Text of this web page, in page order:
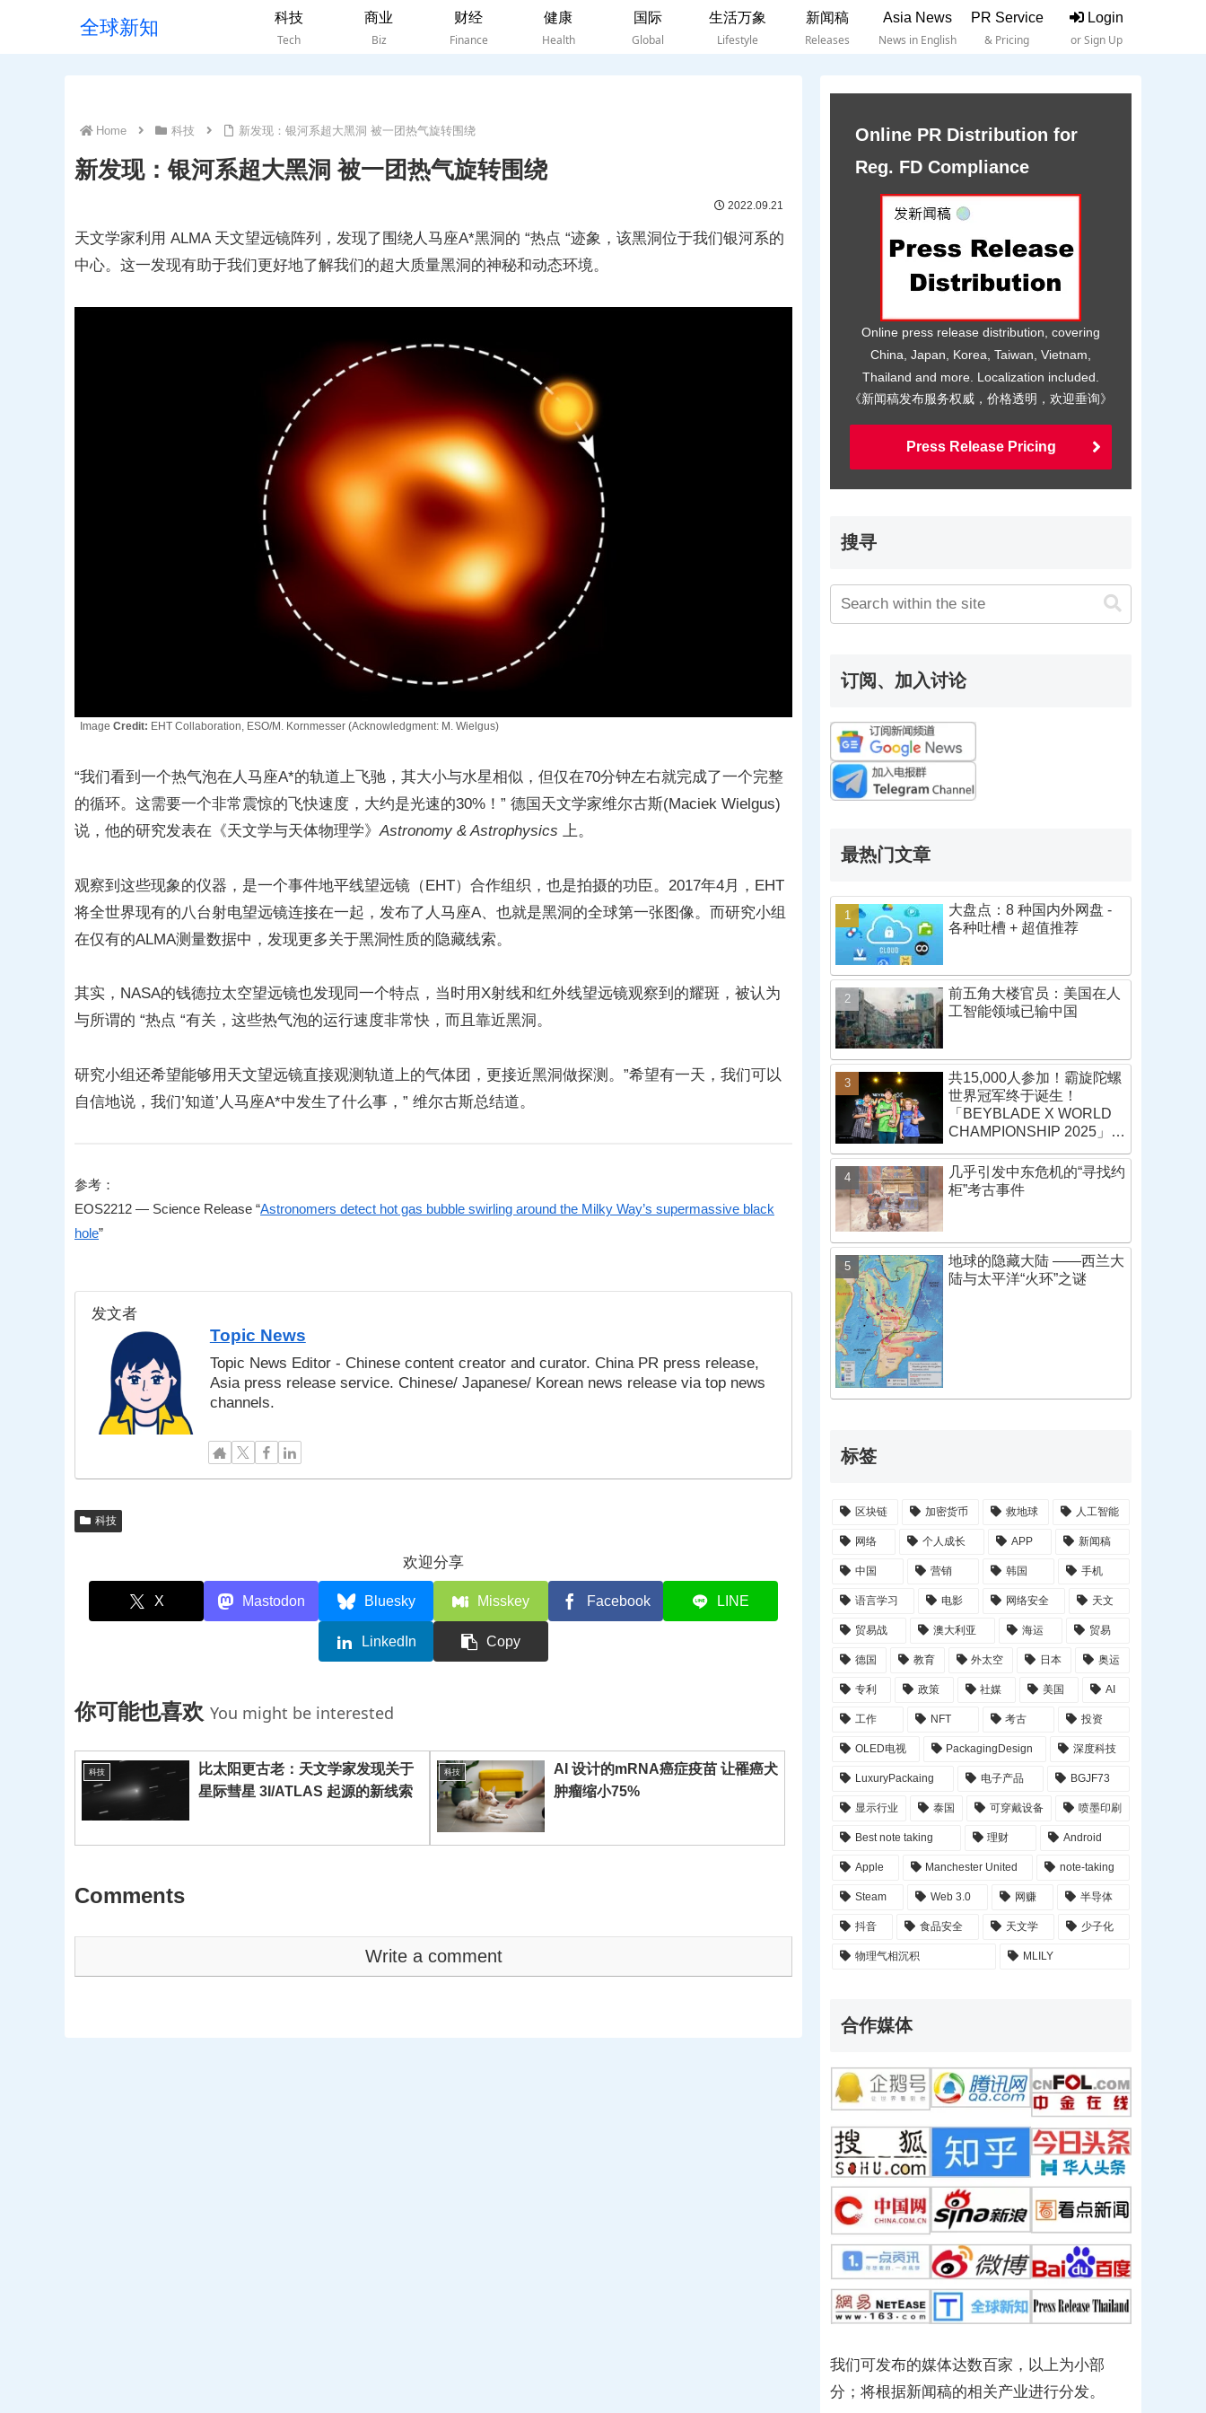
全球新知
科技
Tech
商业
Biz
财经
Finance
健康
Health
国际
Global
生活万象
Lifestyle
新闻稿
Releases
Asia News
News in English
PR Service
& Pricing
Login
or Sign Up
Home 科技 新发现：银河系超大黑洞 被一团热气旋转围绕
新发现：银河系超大黑洞 被一团热气旋转围绕
2022.09.21
天文学家利用 ALMA 天文望远镜阵列，发现了围绕人马座A*黑洞的 “热点 “迹象，该黑洞位于我们银河系的
中心。这一发现有助于我们更好地了解我们的超大质量黑洞的神秘和动态环境。
Image Credit: EHT Collaboration, ESO/M. Kornmesser (Acknowledgment: M. Wielgus)
“我们看到一个热气泡在人马座A*的轨道上飞驰，其大小与水星相似，但仅在70分钟左右就完成了一个完整
的循环。这需要一个非常震惊的飞快速度，大约是光速的30%！” 德国天文学家维尔古斯(Maciek Wielgus)
说，他的研究发表在《天文学与天体物理学》Astronomy & Astrophysics 上。
观察到这些现象的仪器，是一个事件地平线望远镜（EHT）合作组织，也是拍摄的功臣。2017年4月，EHT
将全世界现有的八台射电望远镜连接在一起，发布了人马座A、也就是黑洞的全球第一张图像。而研究小组
在仅有的ALMA测量数据中，发现更多关于黑洞性质的隐藏线索。
其实，NASA的钱德拉太空望远镜也发现同一个特点，当时用X射线和红外线望远镜观察到的耀斑，被认为
与所谓的 “热点 “有关，这些热气泡的运行速度非常快，而且靠近黑洞。
研究小组还希望能够用天文望远镜直接观测轨道上的气体团，更接近黑洞做探测。”希望有一天，我们可以
自信地说，我们’知道’人马座A*中发生了什么事，” 维尔古斯总结道。
参考：
EOS2212 — Science Release “Astronomers detect hot gas bubble swirling around the Milky Way’s supermassive black
hole”
发文者
Topic News
Topic News Editor - Chinese content creator and curator. China PR press release,
Asia press release service. Chinese/ Japanese/ Korean news release via top news
channels.
科技
欢迎分享
X Mastodon Bluesky Misskey Facebook LINE
LinkedIn Copy
你可能也喜欢 You might be interested
科技
比太阳更古老：天文学家发现关于
星际彗星 3I/ATLAS 起源的新线索
科技
AI 设计的mRNA癌症疫苗 让罹癌犬
肿瘤缩小75%
Comments
Write a comment
Online PR Distribution for
Reg. FD Compliance
Online press release distribution, covering
China, Japan, Korea, Taiwan, Vietnam,
Thailand and more. Localization included.
《新闻稿发布服务权威，价格透明，欢迎垂询》
Press Release Pricing
搜寻
订阅、加入讨论
最热门文章
大盘点：8 种国内外网盘 -
各种吐槽 + 超值推荐
前五角大楼官员：美国在人
工智能领域已输中国
共15,000人参加！霸旋陀螺
世界冠军终于诞生！
「BEYBLADE X WORLD
CHAMPIONSHIP 2025」战
几乎引发中东危机的“寻找约
柜”考古事件
地球的隐藏大陆 ——西兰大
陆与太平洋“火环”之谜
标签
区块链 加密货币 救地球 人工智能
网络 个人成长 APP 新闻稿
中国 营销 韩国 手机
语言学习 电影 网络安全 天文
贸易战 澳大利亚 海运 贸易
德国 教育 外太空 日本 奥运
专利 政策 社媒 美国 AI
工作 NFT 考古 投资
OLED电视 PackagingDesign 深度科技
LuxuryPackaing 电子产品 BGJF73
显示行业 泰国 可穿戴设备 喷墨印刷
Best note taking 理财 Android
Apple Manchester United note-taking
Steam Web 3.0 网赚 半导体
抖音 食品安全 天文学 少子化
物理气相沉积 MLILY
合作媒体
我们可发布的媒体达数百家，以上为小部
分；将根据新闻稿的相关产业进行分发。